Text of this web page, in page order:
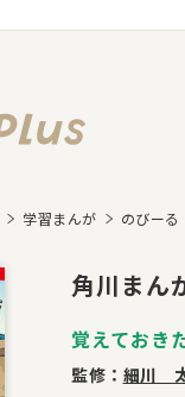
学習まんが のびーる
角川まん
覚えておき
監修： 細川